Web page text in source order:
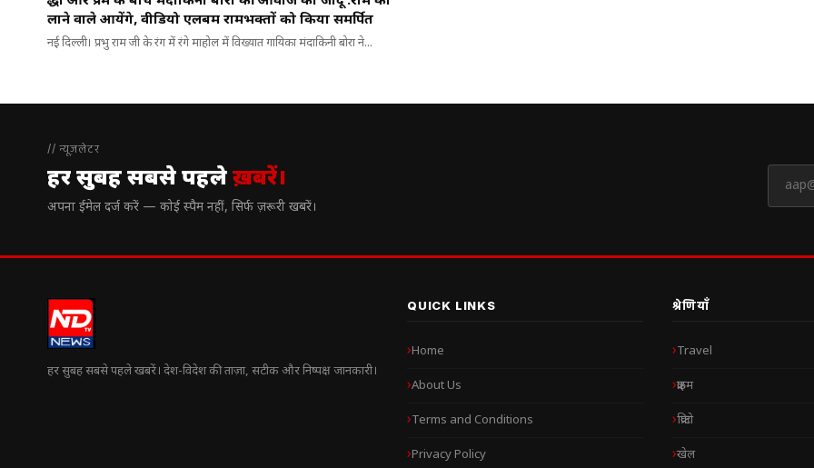
लाने वाले आयेंगे, वीडियो एलबम रामभक्तों को किया समर्पित
नई दिल्ली। प्रभु राम जी के रंग में रंगे माहोल में विख्यात गायिका मंदाकिनी बोरा ने...
// न्यूज़लेटर
हर सुबह सबसे पहलेख़बरें।
अपना ईमेल दर्ज करें — कोई स्पैम नहीं, सिर्फ ज़रूरी खबरें।
हर सुबह सबसे पहले खबरें। देश-विदेश की ताज़ा, सटीक और निष्पक्ष जानकारी।
QUICK LINKS
Home
About Us
Terms and Conditions
Privacy Policy
श्रेणियाँ
Travel
क्राइम
क्रिप्टो
खेल